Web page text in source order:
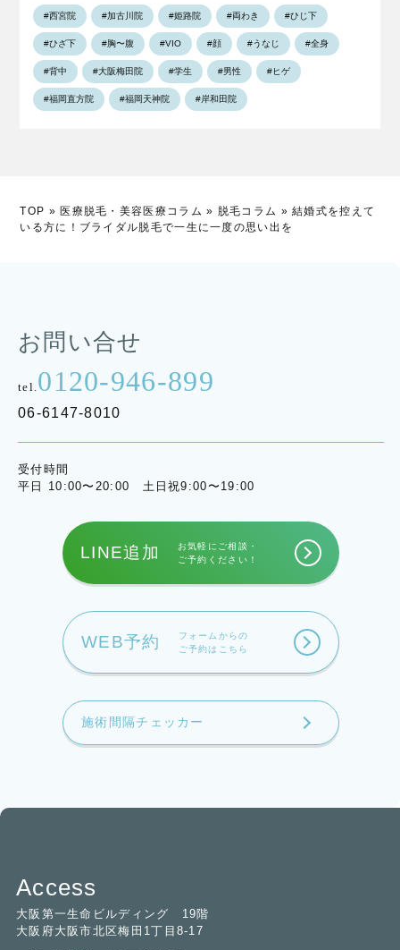
#西宮院 #加古川院 #姫路院 #両わき #ひじ下
#ひざ下 #胸〜腹 #VIO #顔 #うなじ #全身
#背中 #大阪梅田院 #学生 #男性 #ヒゲ
#福岡直方院 #福岡天神院 #岸和田院
TOP »医療脱毛・美容医療コラム » 脱毛コラム »結婚式を控えて
いる方に！ブライダル脱毛で一生に一度の思い出を
お問い合せ
tel. 0120-946-899
06-6147-8010
受付時間
平日 10:00〜20:00 土日祝9:00〜19:00
LINE追加
お気軽にご相談・
ご予約ください！
WEB予約
フォームからの
ご予約はこちら
施術間隔チェッカー
Access
大阪第一生命ビルディング 19階
大阪府大阪市北区梅田1丁目8-17